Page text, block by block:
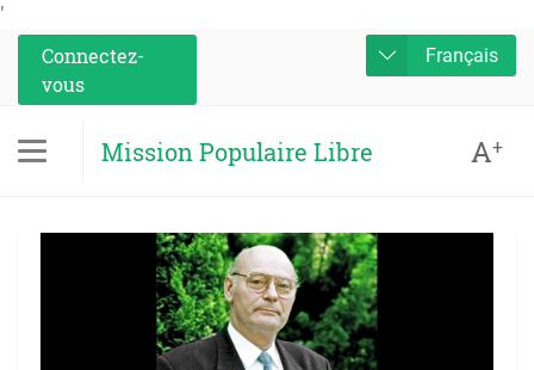
'
Connectez-
vous
Français
Mission Populaire Libre A+